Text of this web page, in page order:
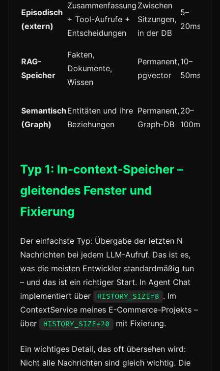
Episodisch
(extern)
Zusammenfassung
+ Tool-Aufrufe +
Entscheidungen
Zwischen
Sitzungen,
in der DB
5–
20ms
RAG-
Speicher
Fakten,
Dokumente,
Wissen
Permanent,
pgvector
10–
50ms
Semantisch
(Graph)
Entitäten und ihre
Beziehungen
Permanent,
Graph-DB
20–
100ms
Typ 1: In-context-Speicher –
gleitendes Fenster und
Fixierung
Der einfachste Typ: Übergabe der letzten N
Nachrichten bei jedem LLM-Aufruf. Das ist es,
was die meisten Entwickler standardmäßig tun
– und das ist ein richtiger Start. In Agent Chat
implementiert über
HISTORY_SIZE=8 . Im
ContextService meines E-Commerce-Projekts –
über
HISTORY_SIZE=20 mit Fixierung.
Ein wichtiges Detail, das oft übersehen wird:
Nicht alle Nachrichten sind gleich wichtig. Die